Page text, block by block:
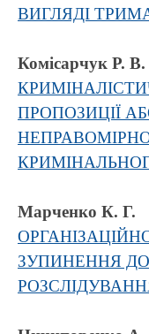
ВИГЛЯДІ
Комісарчук Р. В.
ПРОПОЗИЦІЇ
Марченко К. Г.
ЗУПИНЕННЯ